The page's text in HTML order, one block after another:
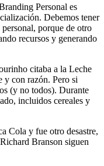
Personal es
Debemos tener
porque de otro
recursos y generando
citaba a la Leche
y con razón. Pero si
(y no todos). Durante
incluidos cereales y
Cola y fue otro desastre,
Branson siguen